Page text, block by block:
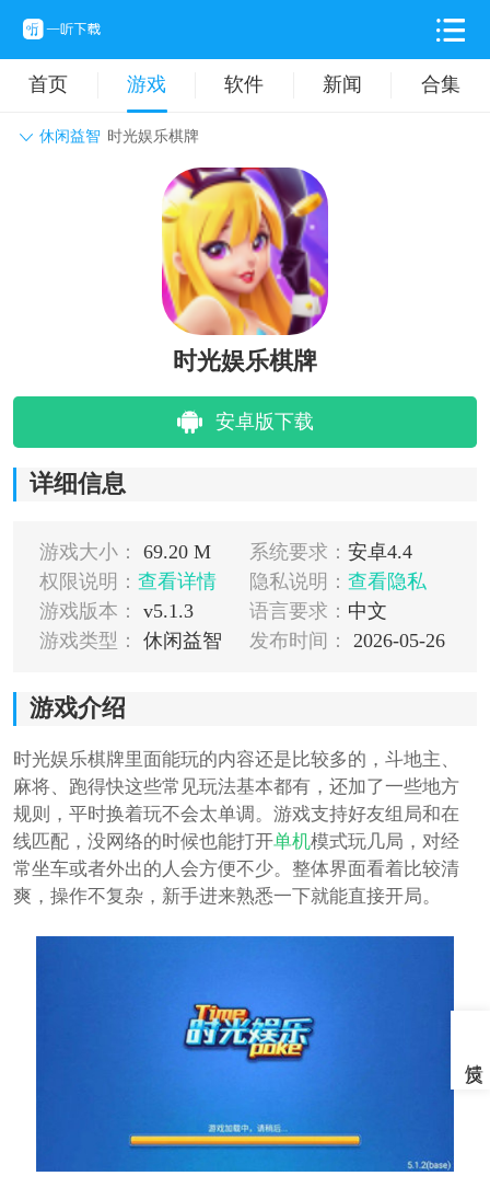
首页 游戏 软件 新闻 合集
休闲益智 时光娱乐棋牌
动作格斗 休闲益智
卡牌对战 音乐舞蹈
挂机养成
时光娱乐棋牌
安卓版下载
详细信息
游戏大小： 69.20 M 系统要求： 安卓4.4
权限说明： 查看详情 隐私说明： 查看隐私
游戏版本：
v5.1.3 语言要求： 中文
游戏类型：
休闲益智 发布时间： 2026-05-26
游戏介绍
时光娱乐棋牌里面能玩的内容还是比较多的，斗地主、
麻将、跑得快这些常见玩法基本都有，还加了一些地方
规则，平时换着玩不会太单调。游戏支持好友组局和在
线匹配，没网络的时候也能打开单机模式玩几局，对经
常坐车或者外出的人会方便不少。整体界面看着比较清
爽，操作不复杂，新手进来熟悉一下就能直接开局。